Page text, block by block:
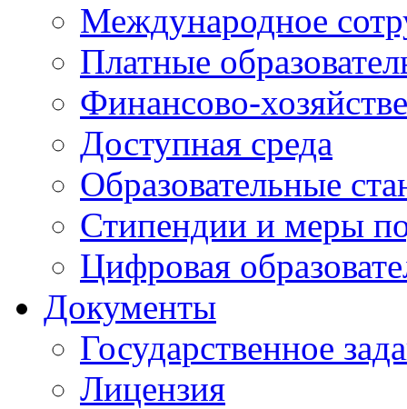
Международное
Платные
Финансово-
Доступная среда
Образовательные
Стипендии и меры
Цифровая
Документы
Государственное
Лицензия